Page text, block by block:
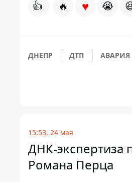
👍 🔥 ♥ 😭
ДНЕПР ДТП АВАРИЯ
15:53, 24 мая
ДНК-экспертиза
Романа Перца